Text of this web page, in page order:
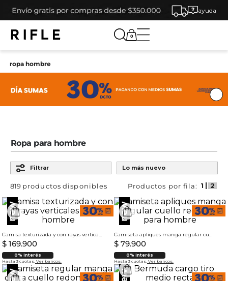
ayuda
0
ropa hombre
Ropa para hombre
Filtrar
Lo más nuevo
819 productos
Camisa texturizada y con rayas verticales para hombre
$ 169.900
0% Interés
Hasta 3 cuotas. Ver bancos.
Camiseta apliques manga regular cuello redondo para hombre
$ 79.900
0% Interés
Hasta 3 cuotas. Ver bancos.